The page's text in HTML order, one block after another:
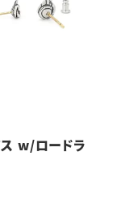
w/ロードラ